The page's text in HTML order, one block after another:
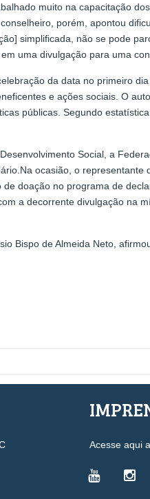
muito na capacitação
porém, apontou
simplificada, não se pode
uma divulgação para uma
da data no primeiro
e ações sociais. O
públicas. Segundo
Social, a
ocasião, o
doação no programa de
a decorrente divulgação na
Bispo de Almeida Neto,
Acesse aqui